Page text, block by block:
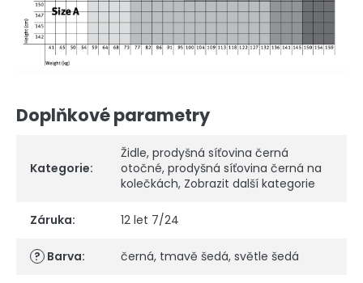
Doplňkové parametry
Kategorie:
Židle, prodyšná síťovina černá
otočné, prodyšná síťovina černá na
kolečkách, Zobrazit další kategorie
Záruka: 12 let 7/24
? Barva: černá, tmavě šedá, světle šedá